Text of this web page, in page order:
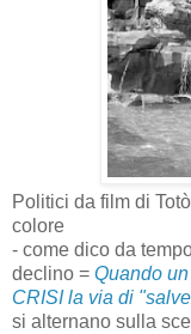
Politici da film di
colore
- come dico da
declino = Quando
CRISI la via di
si alternano sulla